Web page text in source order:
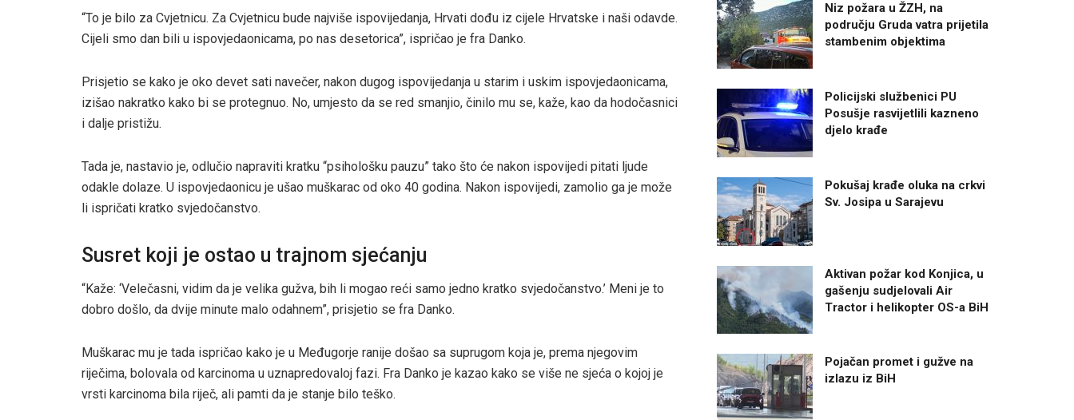
“To je bilo za Cvjetnicu. Za Cvjetnicu bude najviše ispovijedanja, Hrvati dođu iz cijele Hrvatske i naši odavde.
Cijeli smo dan bili u ispovjedaonicama, po nas desetorica”, ispričao je fra Danko.
Prisjetio se kako je oko devet sati navečer, nakon dugog ispovijedanja u starim i uskim ispovjedaonicama,
izišao nakratko kako bi se protegnuo. No, umjesto da se red smanjio, činilo mu se, kaže, kao da hodočasnici
i dalje pristižu.
Tada je, nastavio je, odlučio napraviti kratku “psihološku pauzu” tako što će nakon ispovijedi pitati ljude
odakle dolaze. U ispovjedaonicu je ušao muškarac od oko 40 godina. Nakon ispovijedi, zamolio ga je može
li ispričati kratko svjedočanstvo.
Susret koji je ostao u trajnom sjećanju
“Kaže: ‘Velečasni, vidim da je velika gužva, bih li mogao reći samo jedno kratko svjedočanstvo.’ Meni je to
dobro došlo, da dvije minute malo odahnem”, prisjetio se fra Danko.
Muškarac mu je tada ispričao kako je u Međugorje ranije došao sa suprugom koja je, prema njegovim
riječima, bolovala od karcinoma u uznapredovaloj fazi. Fra Danko je kazao kako se više ne sjeća o kojoj je
vrsti karcinoma bila riječ, ali pamti da je stanje bilo teško.
Niz požara u ŽZH, na
području Gruda vatra prijetila
stambenim objektima
Policijski službenici PU
Posušje rasvijetlili kazneno
djelo krađe
Pokušaj krađe oluka na crkvi
Sv. Josipa u Sarajevu
Aktivan požar kod Konjica, u
gašenju sudjelovali Air
Tractor i helikopter OS-a BiH
Pojačan promet i gužve na
izlazu iz BiH